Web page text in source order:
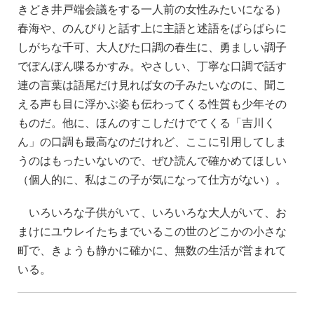
きどき井戸端会議をする一人前の女性みたいになる）
春海や、のんびりと話す上に主語と述語をばらばらに
しがちな千可、大人びた口調の春生に、勇ましい調子
でぽんぽん喋るかすみ。やさしい、丁寧な口調で話す
連の言葉は語尾だけ見れば女の子みたいなのに、聞こ
える声も目に浮かぶ姿も伝わってくる性質も少年その
ものだ。他に、ほんのすこしだけでてくる「吉川く
ん」の口調も最高なのだけれど、ここに引用してしま
うのはもったいないので、ぜひ読んで確かめてほしい
（個人的に、私はこの子が気になって仕方がない）。
いろいろな子供がいて、いろいろな大人がいて、お
まけにユウレイたちまでいるこの世のどこかの小さな
町で、きょうも静かに確かに、無数の生活が営まれて
いる。